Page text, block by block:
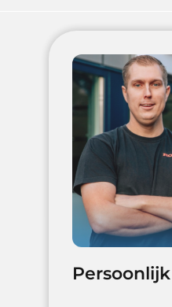
Persoonlijk